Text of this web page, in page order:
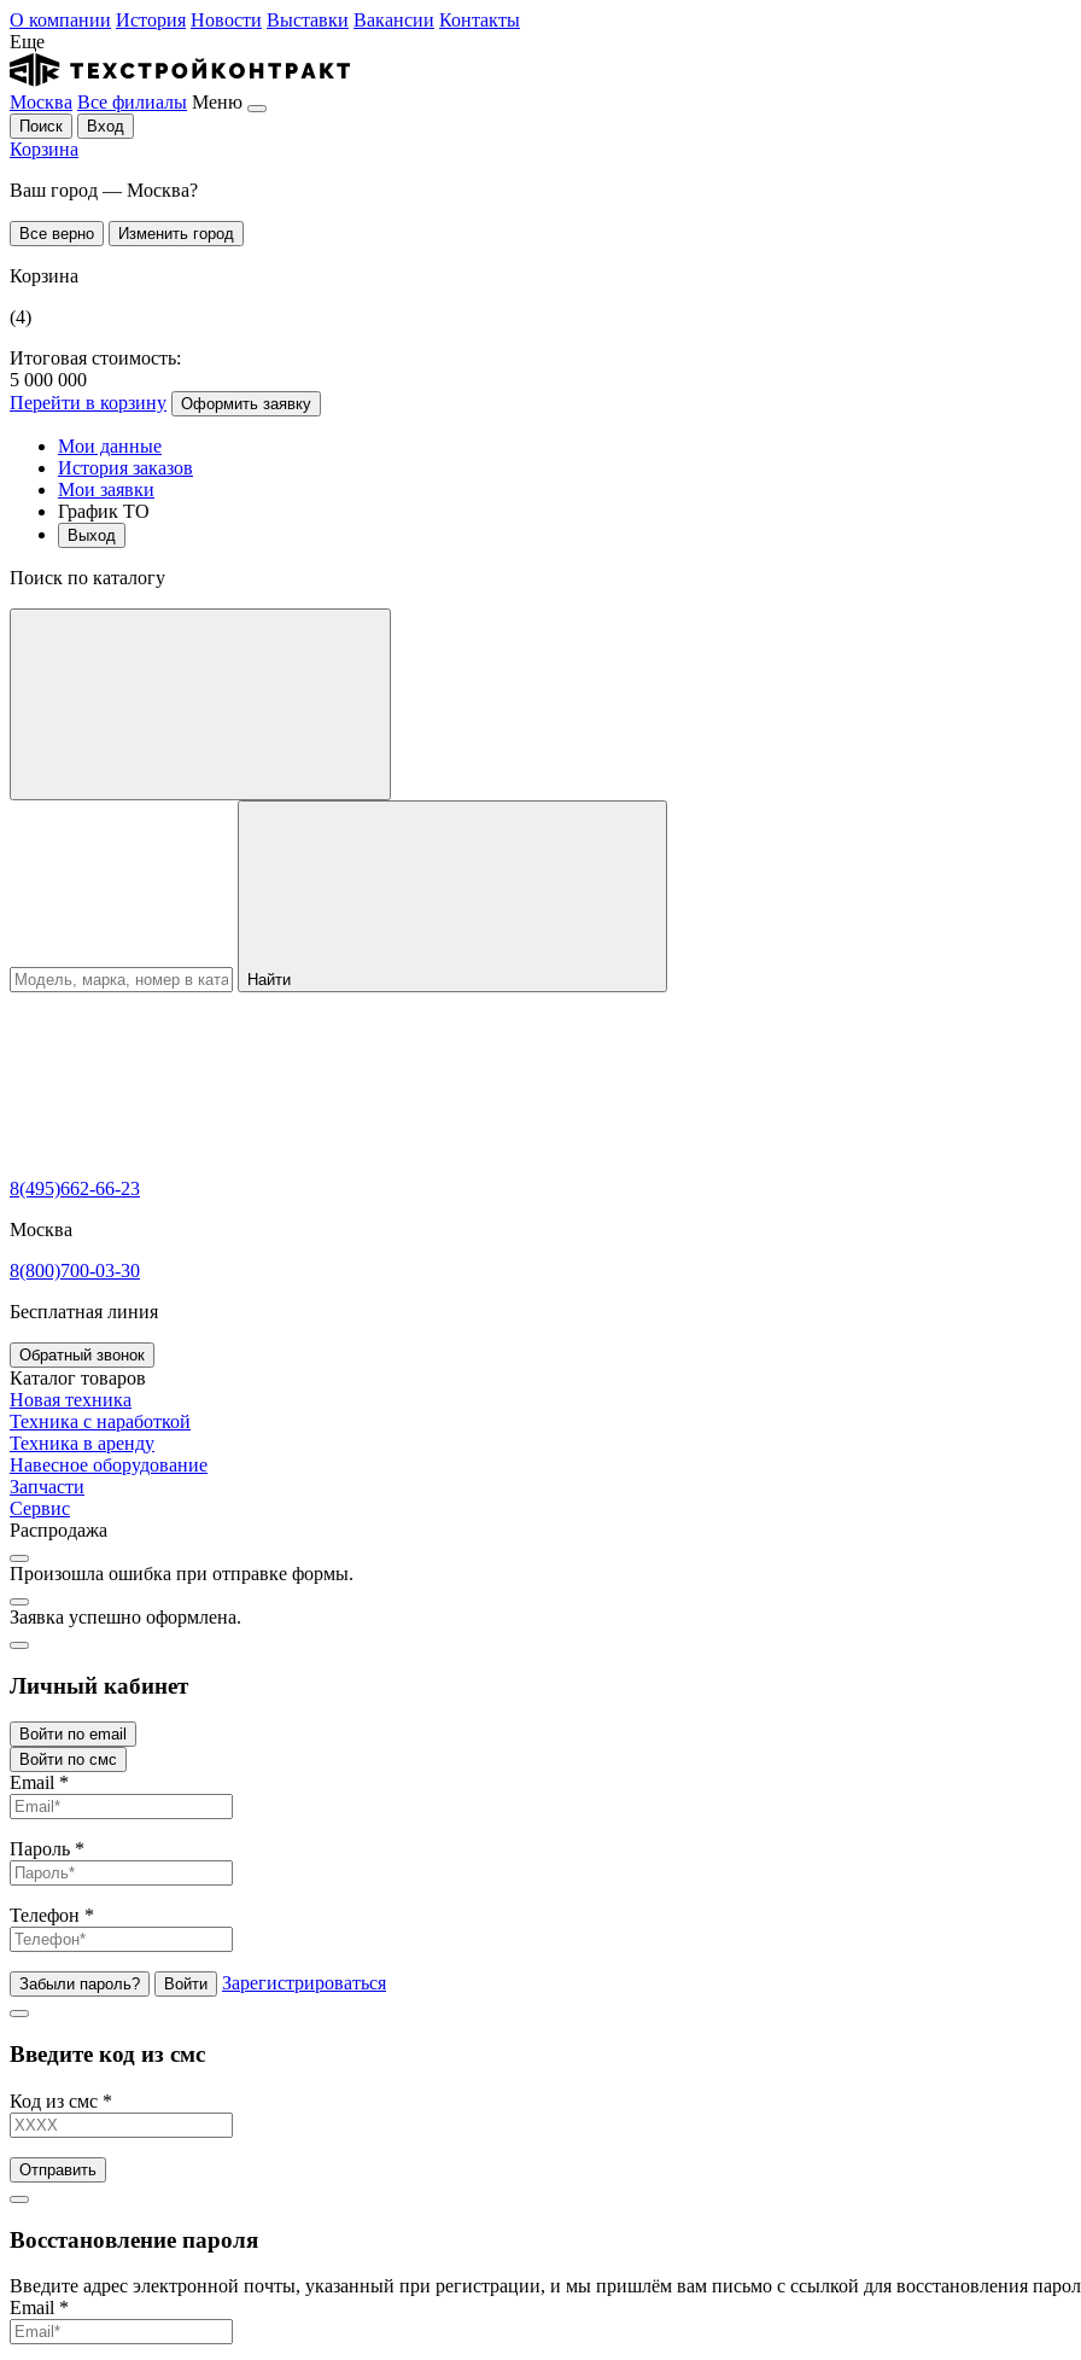
О компании История Новости Выставки Вакансии Контакты
Еще
Москва Все филиалы Меню
Поиск Вход
Корзина
Ваш город — Москва?
Все верно Изменить город
Корзина
(4)
Итоговая стоимость:
5 000 000
Перейти в корзину
Оформить заявку
Мои данные
История заказов
Мои заявки
График ТО
Выход
Поиск по каталогу
Найти
8(495)662-66-23
Москва
8(800)700-03-30
Бесплатная линия
Обратный звонок
Каталог товаров
Новая техника
Техника с наработкой
Техника в аренду
Навесное оборудование
Запчасти
Сервис
Распродажа
Произошла ошибка при отправке формы.
Заявка успешно оформлена.
Личный кабинет
Войти по email
Войти по смс
Email *
Пароль *
Телефон *
Забыли пароль? Войти Зарегистрироваться
Введите код из смс
Код из смс *
Отправить
Восстановление пароля
Введите адрес электронной почты, указанный при регистрации, и мы пришлём вам письмо с ссылкой для восстановления
Email *